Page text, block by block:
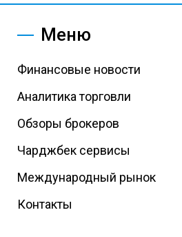
Меню
Финансовые новости
Аналитика торговли
Обзоры брокеров
Чарджбек сервисы
Международный рынок
Контакты